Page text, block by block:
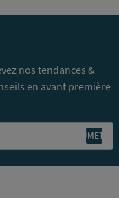
nos tendances &
en avant première